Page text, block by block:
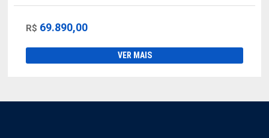
R$ 69.890,00
VER MAIS